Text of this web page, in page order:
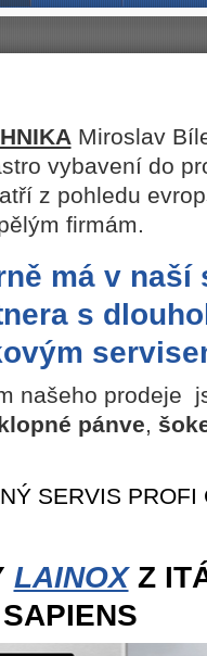
Miroslav
vybavení do
z pohledu
firmám.
má v naší
s
našeho prodeje
pánve,
SERVIS PROFI
LAINOX Z